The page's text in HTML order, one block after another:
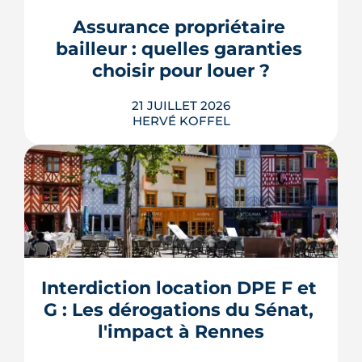
bureaux et logements de fonction
pourraient à terme changer de mains,
sans que la liste ni le calendrier s...
LIRE L'ARTICLE
Assurance propriétaire
bailleur : quelles garanties
choisir pour louer ?
21 JUILLET 2026
HERVÉ KOFFEL
Louer, c'est aussi assurer. Entre
l'obligation légale, les garanties utiles
et les options commerciales, ce guide
bien sans payer pour rien.
LIRE L'ARTICLE
Interdiction location DPE F et
G : Les dérogations du Sénat,
l'impact à Rennes